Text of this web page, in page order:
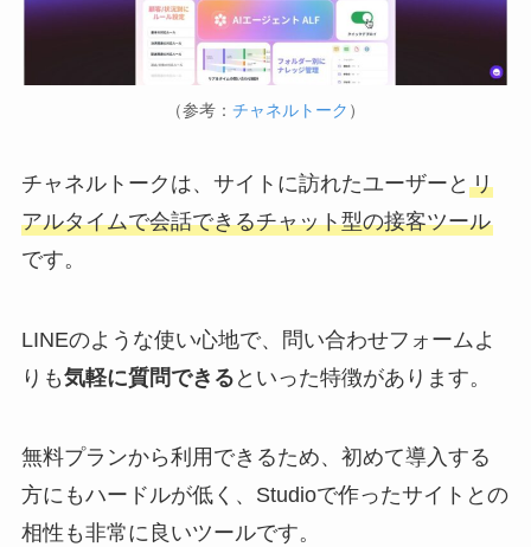
（参考： チャネルトーク ）
チャネルトークは、サイトに訪れたユーザーと リ
アルタイムで会話できるチャット型の接客ツール
です。
LINEのような使い心地で、問い合わせフォームよ
りも気軽に質問できる といった特徴があります。
無料プランから利用できるため、初めて導入する
方にもハードルが低く、Studioで作ったサイトとの
相性も非常に良いツールです。